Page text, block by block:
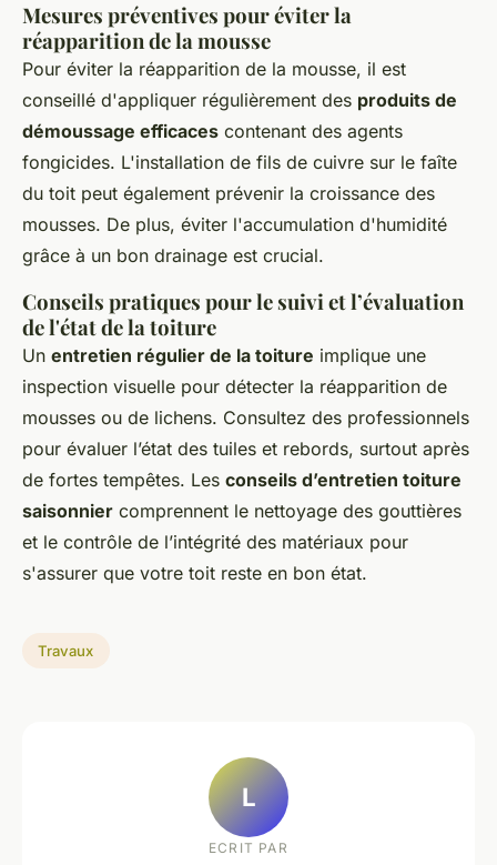
Mesures préventives pour éviter la
réapparition de la mousse
Pour éviter la réapparition de la mousse, il est
conseillé d'appliquer régulièrement des produits de
démoussage efficaces contenant des agents
fongicides. L'installation de fils de cuivre sur le faîte
du toit peut également prévenir la croissance des
mousses. De plus, éviter l'accumulation d'humidité
grâce à un bon drainage est crucial.
Conseils pratiques pour le suivi et l’évaluation
de l'état de la toiture
Un entretien régulier de la toiture implique une
inspection visuelle pour détecter la réapparition de
mousses ou de lichens. Consultez des professionnels
pour évaluer l’état des tuiles et rebords, surtout après
de fortes tempêtes. Les conseils d’entretien toiture
saisonnier comprennent le nettoyage des gouttières
et le contrôle de l’intégrité des matériaux pour
s'assurer que votre toit reste en bon état.
Travaux
L
ECRIT PAR